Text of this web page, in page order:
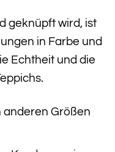
geknüpft wird, ist
in Farbe und
Echtheit und die
anderen Größen